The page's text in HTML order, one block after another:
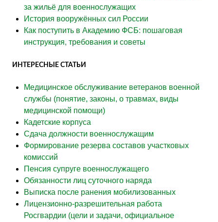
за жильё для военнослужащих
История вооружённых сил России
Как поступить в Академию ФСБ: пошаговая
инструкция, требования и советы
ИНТЕРЕСНЫЕ СТАТЬИ
Медицинское обслуживание ветеранов военной
службы (понятие, законы, о травмах, виды
медицинской помощи)
Кадетские корпуса
Сдача должности военнослужащим
Формирование резерва составов участковых
комиссий
Пенсия супруге военнослужащего
Обязанности лиц суточного наряда
Выписка после ранения мобилизованных
Лицензионно-разрешительная работа
Росгвардии (цели и задачи, официальное